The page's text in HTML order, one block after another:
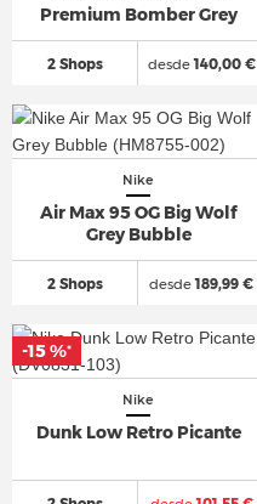
Premium Bomber Grey
2 Shops desde140,00 €
Nike
Air Max 95 OG Big Wolf
Grey Bubble
2 Shops desde189,99 €
Nike
Dunk Low Retro Picante
-15 %*